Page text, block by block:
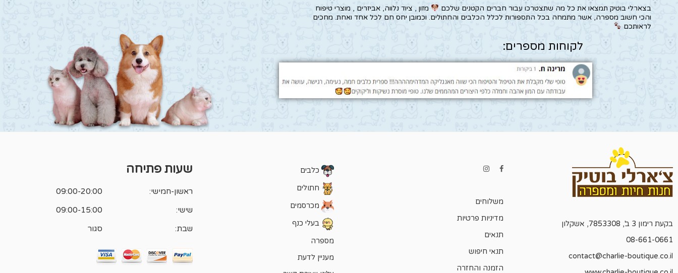
בצארלי בוטיק תמצאו את כל מה שתצטרכו עבור חברים הקטנים שלכם
מזון , ציוד נלווה, אביזרים , מוצרי טיפוח
והכי חשוב מספרה, אשר מתמחה בכל התספורות לכלל הכלבים והחתולים. וכמובן יחס חם לכל אחד ואחת. מחכים
לראותכם
לקוחות מספרים:
בקעת רימון 3 ב', 7853308, אשקלון
08-661-0661
contact@charlie-boutique.co.il
משלוחים
מדיניות פרטיות
תנאים
תנאי חיפוש
הזמנה והחזרה
כלבים
חתולים
מכרסמים
בעלי כנף
מספרה
מעניין לדעת
שעות פתיחה
ראשון-חמישי: 09:00-20:00
שישי: 09:00-15:00
שבת: סגור